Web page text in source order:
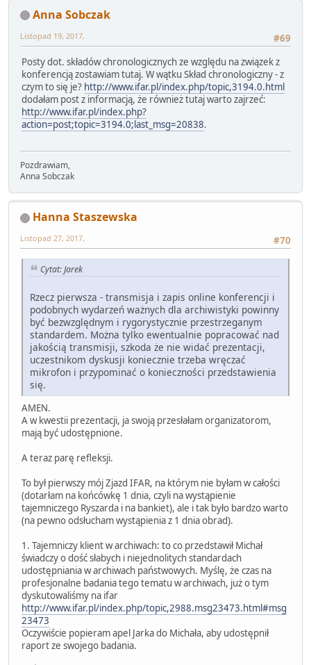
Anna Sobczak
#69
Listopad 19, 2017,
Posty dot. składów chronologicznych ze względu na związek z
konferencją zostawiam tutaj. W wątku Skład chronologiczny - z
czym to się je? http://www.ifar.pl/index.php/topic,3194.0.html
dodałam post z informacją, że również tutaj warto zajrzeć:
http://www.ifar.pl/index.php?
action=post;topic=3194.0;last_msg=20838.
Pozdrawiam,
Anna Sobczak
Hanna Staszewska
#70
Listopad 27, 2017,
Cytat: Jarek
Rzecz pierwsza - transmisja i zapis online konferencji i
podobnych wydarzeń ważnych dla archiwistyki powinny
być bezwzględnym i rygorystycznie przestrzeganym
standardem. Można tylko ewentualnie popracować nad
jakością transmisji, szkoda że nie widać prezentacji,
uczestnikom dyskusji koniecznie trzeba wręczać
mikrofon i przypominać o konieczności przedstawienia
się.
AMEN.
A w kwestii prezentacji, ja swoją przesłałam organizatorom,
mają być udostępnione.
A teraz parę refleksji.
To był pierwszy mój Zjazd IFAR, na którym nie byłam w całości
(dotarłam na końcówkę 1 dnia, czyli na wystąpienie
tajemniczego Ryszarda i na bankiet), ale i tak było bardzo warto
(na pewno odsłucham wystąpienia z 1 dnia obrad).
1. Tajemniczy klient w archiwach: to co przedstawił Michał
świadczy o dość słabych i niejednolitych standardach
udostępniania w archiwach państwowych. Myślę, że czas na
profesjonalne badania tego tematu w archiwach, już o tym
dyskutowaliśmy na ifar
http://www.ifar.pl/index.php/topic,2988.msg23473.html#msg
23473
Oczywiście popieram apel Jarka do Michała, aby udostępnił
raport ze swojego badania.